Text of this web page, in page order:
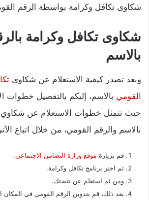
شكاوى تكافل وكرامة بواسطة الرقم
شكاوى تكافل وكرامة
بالاسم
وبعد تصدر كيفية الاستعلام عن شكاوى
القومي بالاسم، إليكم بالتفصيل خطوات
حيث تتمثل خطوات الاستعلام عن شكاوي
بالاسم والرقم القومي، من خلال اتباع
قم بزيارة موقع وزارة التضامن الاجتماعي.
ثم اختر برنامج تكافل وكرامة.
ومن ثم استعلم عن نتيجتك.
بعد ذلك، قم بتدوين الرقم القومي في